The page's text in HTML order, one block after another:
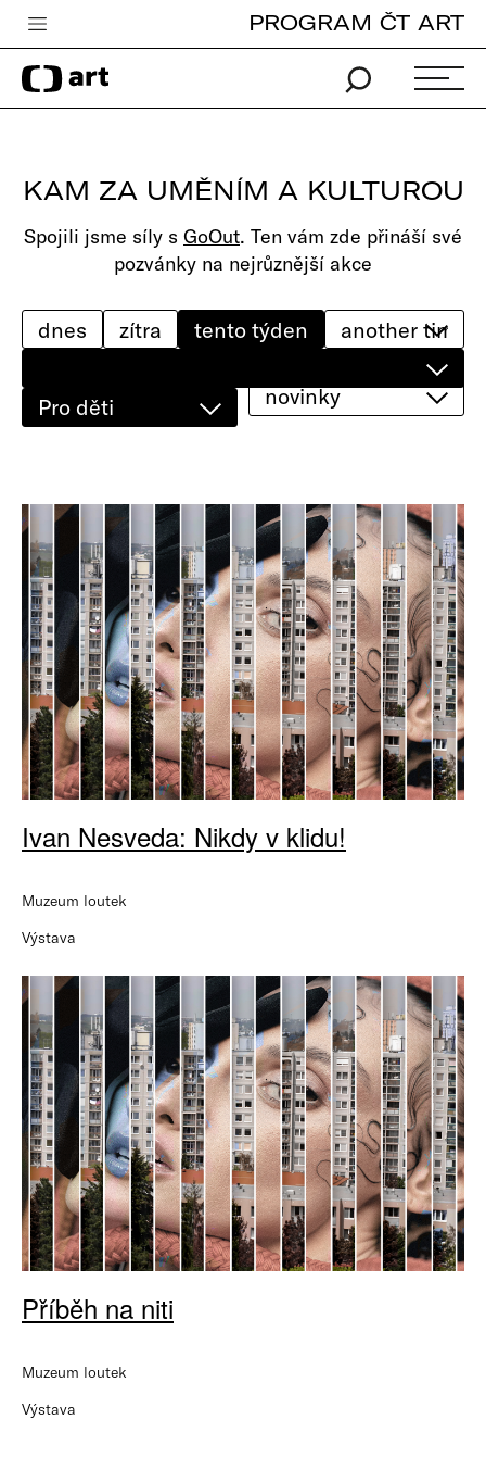
Česká televize
Zpravodajství
iVysílání
TV program
edu
PROGRAM ČT ART
KAM ZA UMĚNÍM A KULTUROU
Spojili jsme síly s GoOut. Ten vám zde přináší své
pozvánky na nejrůznější akce
Pro děti
dnes zítra tento týden
novinky
Ivan Nesveda: Nikdy v klidu!
Muzeum loutek
Výstava
Příběh na niti
Muzeum loutek
Výstava